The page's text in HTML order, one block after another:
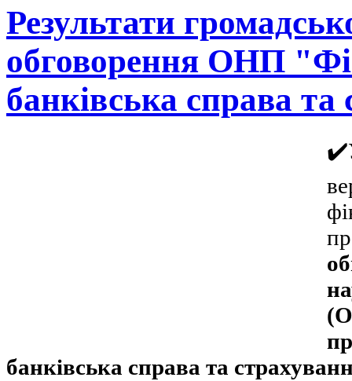
Результати
обговорення ОНП
банківська справа
банківська справа та